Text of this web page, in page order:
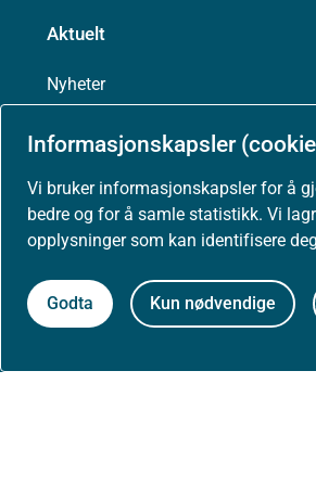
Informasjonskapsler
Vi bruker informasjonskapsler for å
bedre og for å samle statistikk. Vi
opplysninger som kan identifisere
Godta Kun nødvendige
Aktuelt
Nyheter
Arrangementer
Høringer
Presse
Om nettstedet